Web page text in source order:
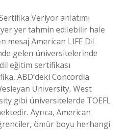
Veriyor anlatımı
yer tahmin edilebilir hale
mesaj American LIFE Dil
gelen üniversitelerinde
eğitim sertifikası
ABD’deki Concordia
University, West
gibi üniversitelerde TOEFL
Ayrıca, American
ömür boyu herhangi